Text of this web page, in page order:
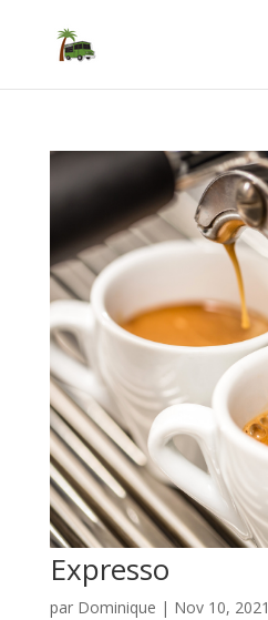
Expresso
par Dominique | Nov 10, 2021